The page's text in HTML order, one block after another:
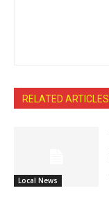
RELATED ARTICLES
Local News